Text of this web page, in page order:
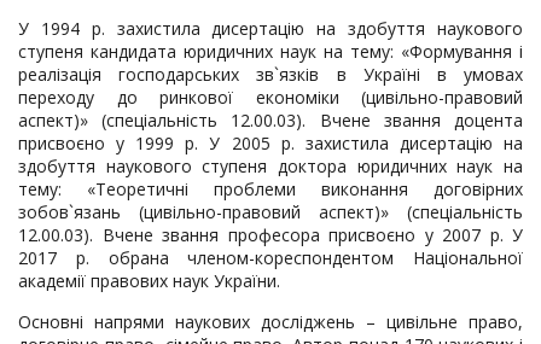
У 1994 р. захистила дисертацію на здобуття наукового
ступеня кандидата юридичних наук на тему: «Формування і
реалізація господарських зв`язків в Україні в умовах
переходу до ринкової економіки (цивільно-правовий
аспект)» (спеціальність 12.00.03). Вчене звання доцента
присвоєно у 1999 р. У 2005 р. захистила дисертацію на
здобуття наукового ступеня доктора юридичних наук на
тему: «Теоретичні проблеми виконання договірних
зобов`язань (цивільно-правовий аспект)» (спеціальність
12.00.03). Вчене звання професора присвоєно у 2007 р. У
2017 р. обрана членом-кореспондентом Національної
академії правових наук України.
Основні напрями наукових досліджень – цивільне право,